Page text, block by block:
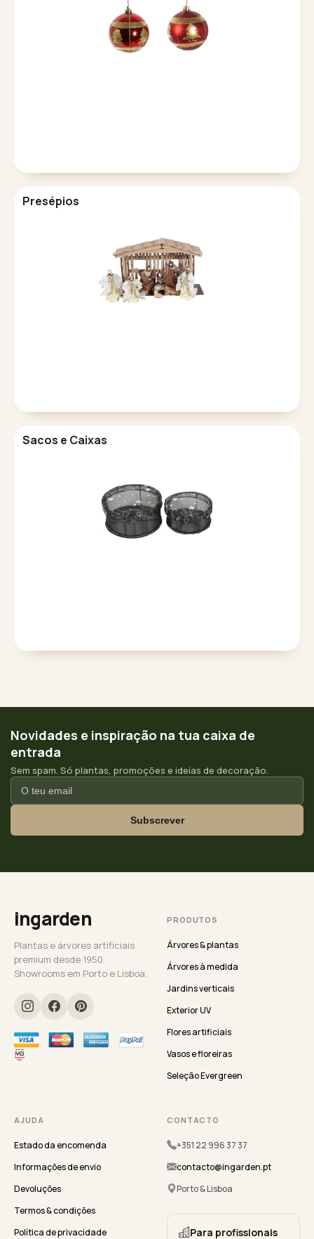
Presépios
Sacos e Caixas
Novidades e inspiração na tua caixa de
entrada
Sem spam. Só plantas, promoções e ideias de decoração.
Subscrever
ingarden
Plantas e árvores artificiais
premium desde 1950.
Showrooms em Porto e Lisboa.
PRODUTOS
Árvores & plantas
Árvores à medida
Jardins verticais
Exterior UV
Flores artificiais
Vasos e floreiras
Seleção Evergreen
AJUDA
Estado da encomenda
Informações de envio
Devoluções
Termos & condições
Política de privacidade
CONTACTO
+351 22 996 37 37
contacto@ingarden.pt
Porto & Lisboa
Para profissionais